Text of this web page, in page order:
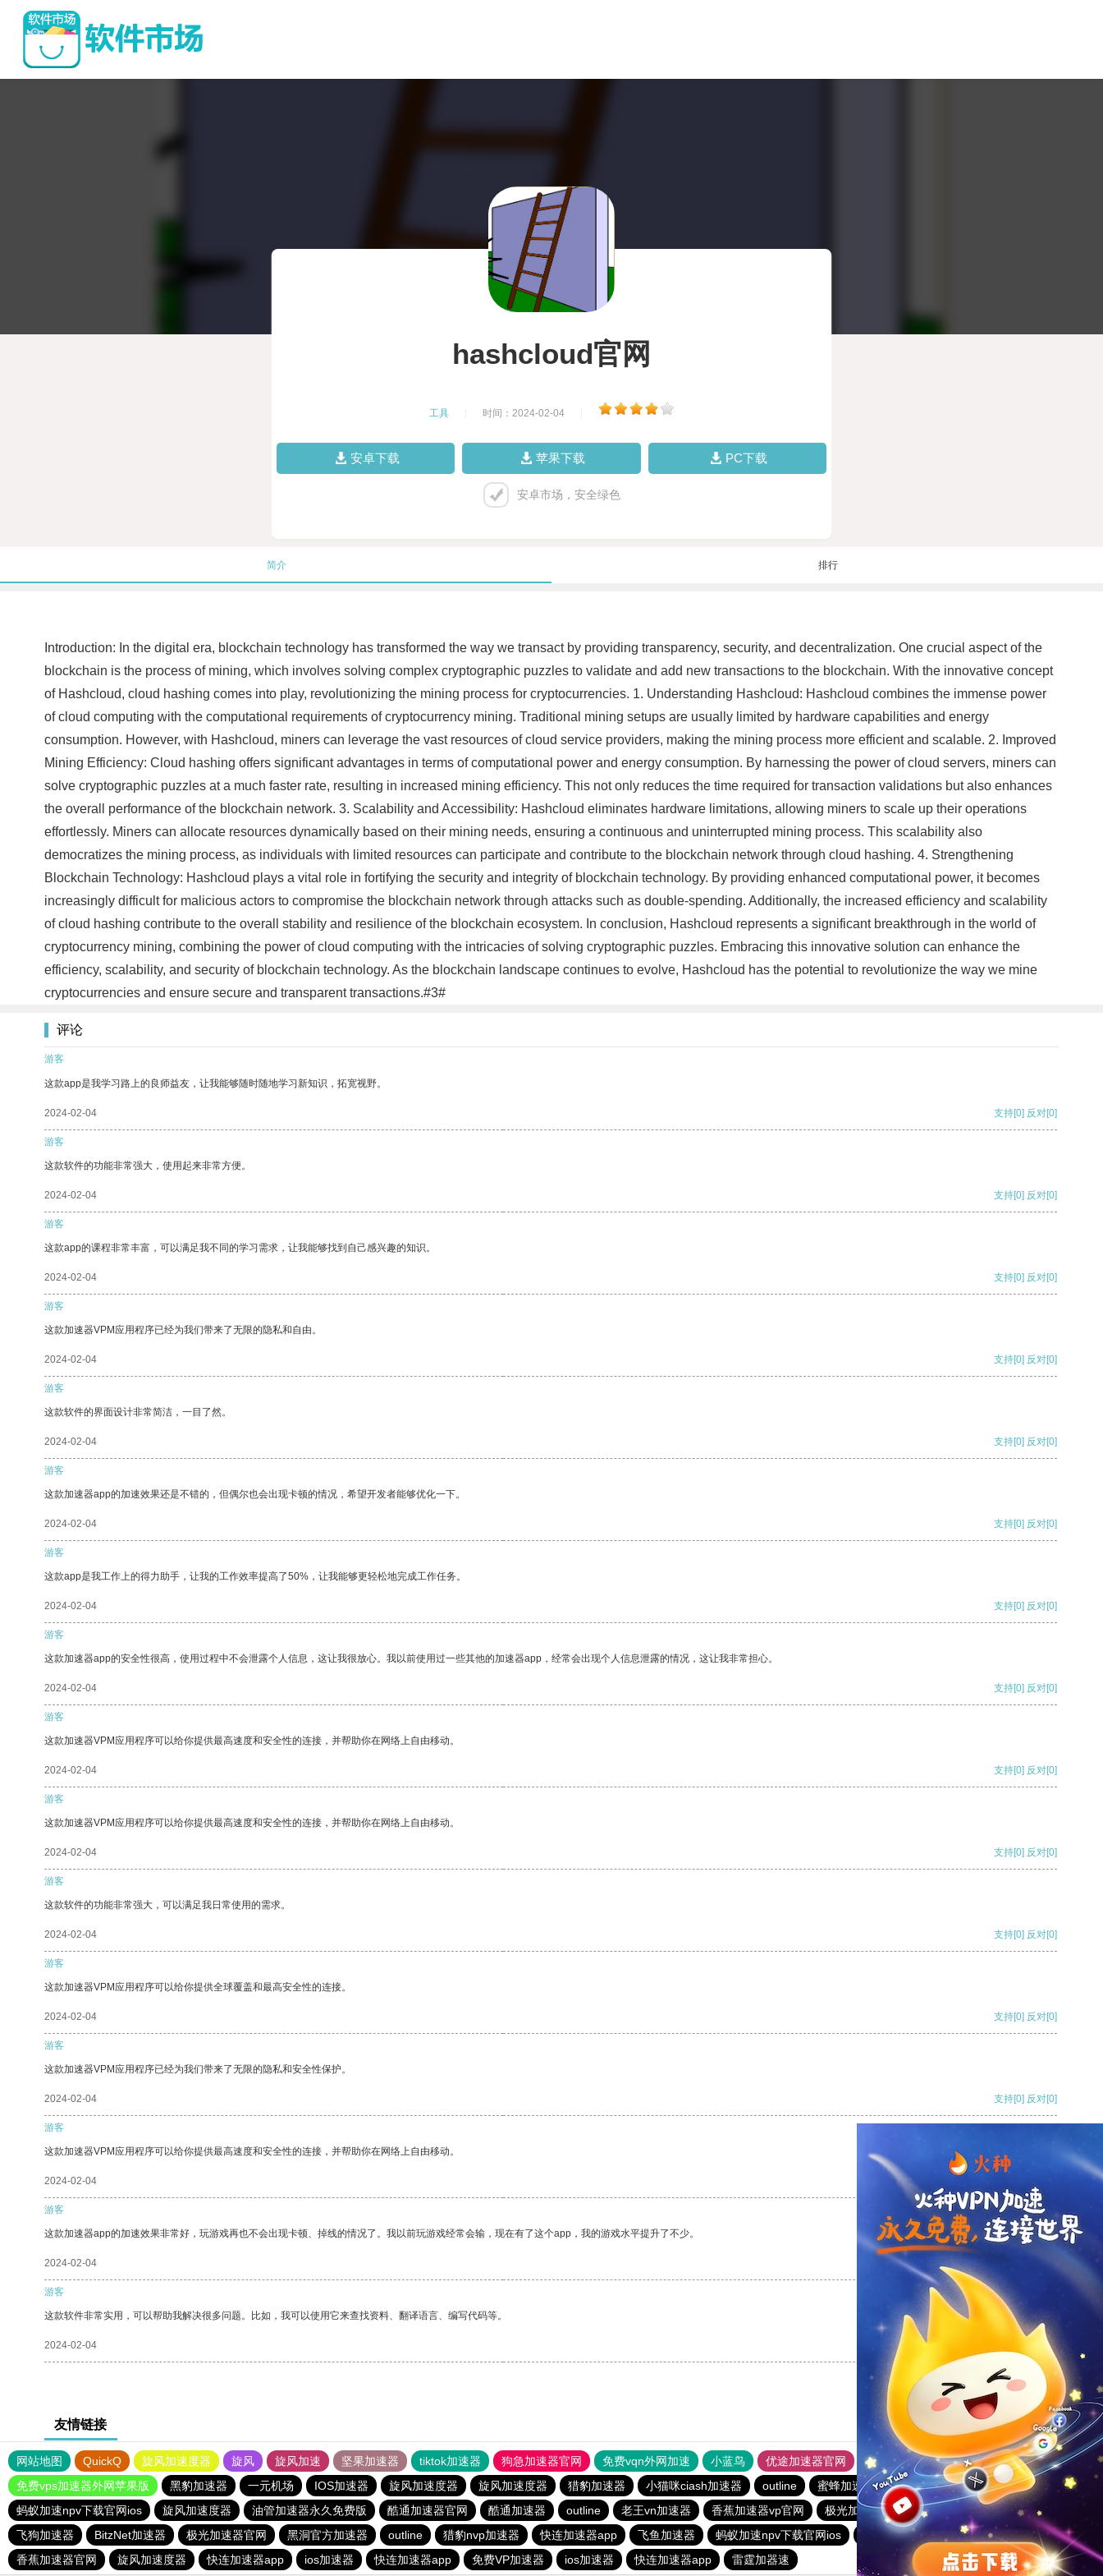
hashcloud官网
工具 时间：2024-02-04
安卓下载 苹果下载 PC下载
安卓市场，安全绿色
简介 排行
Introduction: In the digital era, blockchain technology has transformed the way we transact by providing transparency, security, and decentralization. One crucial aspect of the
blockchain is the process of mining, which involves solving complex cryptographic puzzles to validate and add new transactions to the blockchain. With the innovative concept
of Hashcloud, cloud hashing comes into play, revolutionizing the mining process for cryptocurrencies. 1. Understanding Hashcloud: Hashcloud combines the immense power
of cloud computing with the computational requirements of cryptocurrency mining. Traditional mining setups are usually limited by hardware capabilities and energy
consumption. However, with Hashcloud, miners can leverage the vast resources of cloud service providers, making the mining process more efficient and scalable. 2. Improved
Mining Efficiency: Cloud hashing offers significant advantages in terms of computational power and energy consumption. By harnessing the power of cloud servers, miners can
solve cryptographic puzzles at a much faster rate, resulting in increased mining efficiency. This not only reduces the time required for transaction validations but also enhances
the overall performance of the blockchain network. 3. Scalability and Accessibility: Hashcloud eliminates hardware limitations, allowing miners to scale up their operations
effortlessly. Miners can allocate resources dynamically based on their mining needs, ensuring a continuous and uninterrupted mining process. This scalability also
democratizes the mining process, as individuals with limited resources can participate and contribute to the blockchain network through cloud hashing. 4. Strengthening
Blockchain Technology: Hashcloud plays a vital role in fortifying the security and integrity of blockchain technology. By providing enhanced computational power, it becomes
increasingly difficult for malicious actors to compromise the blockchain network through attacks such as double-spending. Additionally, the increased efficiency and scalability
of cloud hashing contribute to the overall stability and resilience of the blockchain ecosystem. In conclusion, Hashcloud represents a significant breakthrough in the world of
cryptocurrency mining, combining the power of cloud computing with the intricacies of solving cryptographic puzzles. Embracing this innovative solution can enhance the
efficiency, scalability, and security of blockchain technology. As the blockchain landscape continues to evolve, Hashcloud has the potential to revolutionize the way we mine
cryptocurrencies and ensure secure and transparent transactions.#3#
评论
游客
这款app是我学习路上的良师益友，让我能够随时随地学习新知识，拓宽视野。
2024-02-04 支持[0] 反对[0]
游客
这款软件的功能非常强大，使用起来非常方便。
2024-02-04 支持[0] 反对[0]
游客
这款app的课程非常丰富，可以满足我不同的学习需求，让我能够找到自己感兴趣的知识。
2024-02-04 支持[0] 反对[0]
游客
这款加速器VPM应用程序已经为我们带来了无限的隐私和自由。
2024-02-04 支持[0] 反对[0]
游客
这款软件的界面设计非常简洁，一目了然。
2024-02-04 支持[0] 反对[0]
游客
这款加速器app的加速效果还是不错的，但偶尔也会出现卡顿的情况，希望开发者能够优化一下。
2024-02-04 支持[0] 反对[0]
游客
这款app是我工作上的得力助手，让我的工作效率提高了50%，让我能够更轻松地完成工作任务。
2024-02-04 支持[0] 反对[0]
游客
这款加速器app的安全性很高，使用过程中不会泄露个人信息，这让我很放心。我以前使用过一些其他的加速器app，经常会出现个人信息泄露的情况，这让我非常担心。
2024-02-04 支持[0] 反对[0]
游客
这款加速器VPM应用程序可以给你提供最高速度和安全性的连接，并帮助你在网络上自由移动。
2024-02-04 支持[0] 反对[0]
游客
这款加速器VPM应用程序可以给你提供最高速度和安全性的连接，并帮助你在网络上自由移动。
2024-02-04 支持[0] 反对[0]
游客
这款软件的功能非常强大，可以满足我日常使用的需求。
2024-02-04 支持[0] 反对[0]
游客
这款加速器VPM应用程序可以给你提供全球覆盖和最高安全性的连接。
2024-02-04 支持[0] 反对[0]
游客
这款加速器VPM应用程序已经为我们带来了无限的隐私和安全性保护。
2024-02-04 支持[0] 反对[0]
游客
这款加速器VPM应用程序可以给你提供最高速度和安全性的连接，并帮助你在网络上自由移动。
2024-02-04
游客
这款加速器app的加速效果非常好，玩游戏再也不会出现卡顿、掉线的情况了。我以前玩游戏经常会输，现在有了这个app，我的游戏水平提升了不少。
2024-02-04 反对
游客
这款软件非常实用，可以帮助我解决很多问题。比如，我可以使用它来查找资料、翻译语言、编写代码等。
2024-02-04 反对[0]
友情链接
网站地图 QuickQ 旋风加速度器 旋风 旋风加速 坚果加速器 tiktok加速器 狗急加速器官网 免费vqn外网加速 小蓝鸟 优途加速器官网 风驰加速器 旋风加速器
八戒看书
免费vps加速器外网苹果版
黑豹加速器 一元机场 IOS加速器 旋风加速度器 旋风加速度器 猎豹加速器 小猫咪ciash加速器 outline 蜜蜂加速器 ios加速器
快橙加速器
蚂蚁加速npv下载官网ios
旋风加速度器 油管加速器永久免费版 酷通加速器官网 酷通加速器 outline 老王vn加速器 香蕉加速器vp官网 极光加速器 outline
酷通npv加速器
飞狗加速器
BitzNet加速器 极光加速器官网 黑洞官方加速器 outline 猎豹nvp加速器 快连加速器app 飞鱼加速器 蚂蚁加速npv下载官网ios hammer加速器
大象加速器
香蕉加速器官网
旋风加速度器 快连加速器app ios加速器 快连加速器app 免费VP加速器 ios加速器 快连加速器app 雷霆加器速